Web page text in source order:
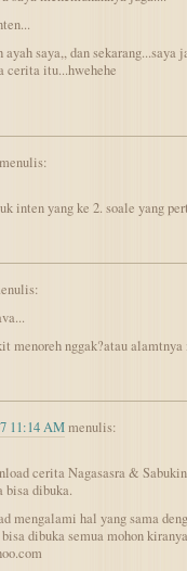
saya,, dan sekarang...saya
cerita itu...hwehehe
inten yang ke 2. soale yang
menoreh nggak?atau alamtnya
11:14 AMmenulis:
cerita Nagasasra &
bisa dibuka.
mengalami hal yang sama
dibuka semua mohon